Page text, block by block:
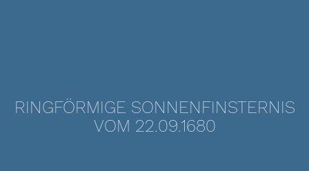
RINGFÖRMIGE SONNENFINSTERNIS
VOM 22.09.1680